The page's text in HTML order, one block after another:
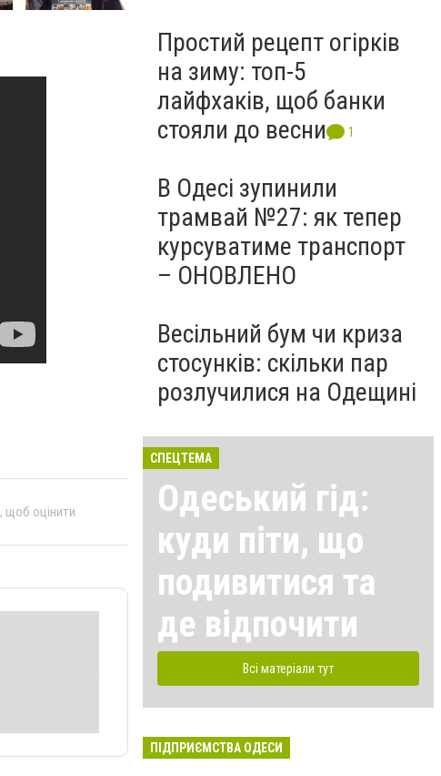
, щоб оцінити
Простий рецепт огірків
на зиму: топ-5
лайфхаків, щоб банки
стояли до весни
1
В Одесі зупинили
трамвай №27: як тепер
курсуватиме транспорт
– ОНОВЛЕНО
Весільний бум чи криза
стосунків: скільки пар
розлучилися на Одещині
СПЕЦТЕМА
Одеський гід:
куди піти, що
подивитися та
де відпочити
Всі матеріали тут
ПІДПРИЄМСТВА ОДЕСИ